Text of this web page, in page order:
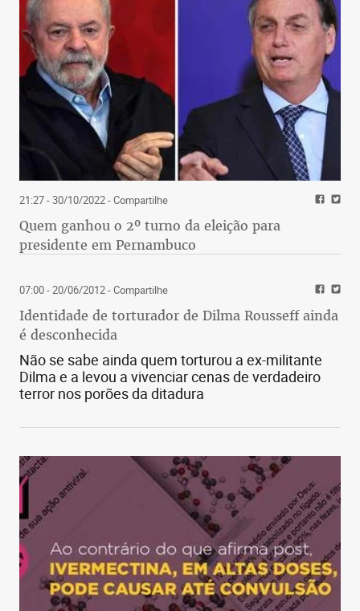
21:27 - 30/10/2022- Compartilhe
Quem ganhou o 2º turno da eleição para
presidente em Pernambuco
07:00 - 20/06/2012- Compartilhe
Identidade de torturador de Dilma Rousseff ainda
é desconhecida
Não se sabe ainda quem torturou a ex-militante
Dilma e a levou a vivenciar cenas de verdadeiro
terror nos porões da ditadura